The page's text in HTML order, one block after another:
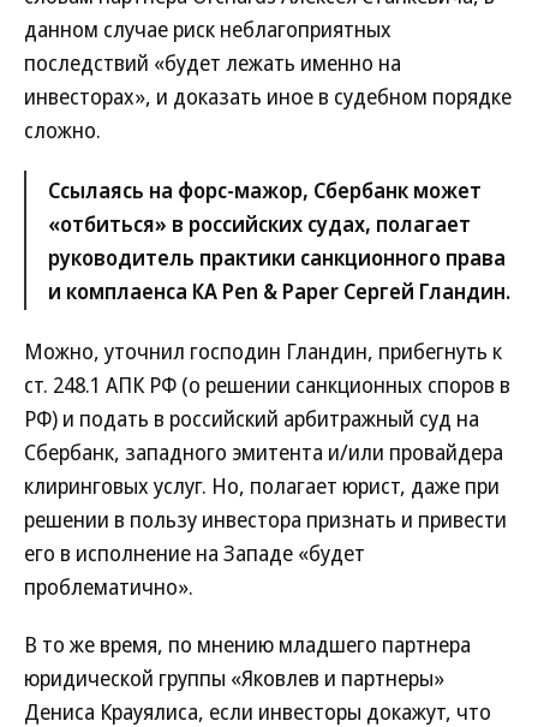
данном случае риск неблагоприятных
последствий «будет лежать именно на
инвесторах», и доказать иное в судебном порядке
сложно.
Ссылаясь на форс-мажор, Сбербанк может
«отбиться» в российских судах, полагает
руководитель практики санкционного права
и комплаенса КА Pen & Paper Сергей Гландин.
Можно, уточнил господин Гландин, прибегнуть к
ст. 248.1 АПК РФ (о решении санкционных споров в
РФ) и подать в российский арбитражный суд на
Сбербанк, западного эмитента и/или провайдера
клиринговых услуг. Но, полагает юрист, даже при
решении в пользу инвестора признать и привести
его в исполнение на Западе «будет
проблематично».
В то же время, по мнению младшего партнера
юридической группы «Яковлев и партнеры»
Дениса Крауялиса, если инвесторы докажут, что